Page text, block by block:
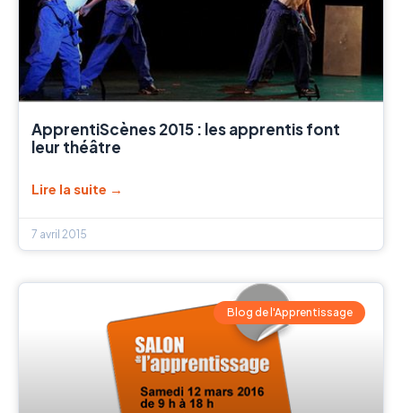
ApprentiScènes 2015 : les apprentis font
leur théâtre
Lire la suite →
7 avril 2015
Blog de l'Apprentissage